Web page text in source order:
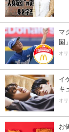
マ
園」
オ
イ
キ
オ
お